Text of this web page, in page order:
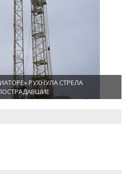
РУХНУЛА СТРЕЛА